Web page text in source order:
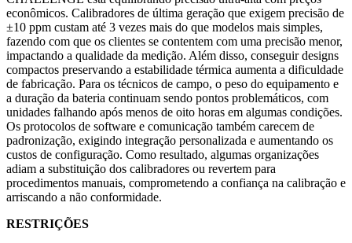
econômicos. Calibradores de última geração que exigem precisão de
±10 ppm custam até 3 vezes mais do que modelos mais simples,
fazendo com que os clientes se contentem com uma precisão menor,
impactando a qualidade da medição. Além disso, conseguir designs
compactos preservando a estabilidade térmica aumenta a dificuldade
de fabricação. Para os técnicos de campo, o peso do equipamento e
a duração da bateria continuam sendo pontos problemáticos, com
unidades falhando após menos de oito horas em algumas condições.
Os protocolos de software e comunicação também carecem de
padronização, exigindo integração personalizada e aumentando os
custos de configuração. Como resultado, algumas organizações
adiam a substituição dos calibradores ou revertem para
procedimentos manuais, comprometendo a confiança na calibração e
arriscando a não conformidade.
RESTRIÇÕES